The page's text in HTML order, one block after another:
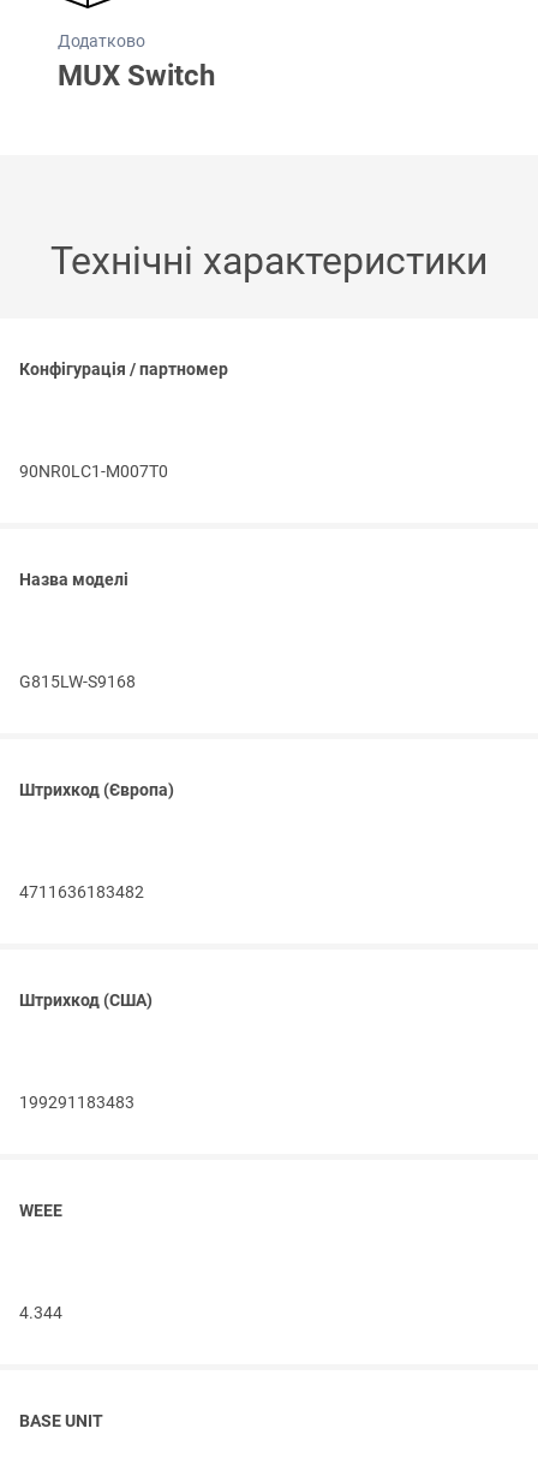
Додатково
MUX Switch
Технічні характеристики
Конфігурація / партномер
90NR0LC1-M007T0
Назва моделі
G815LW-S9168
Штрихкод (Європа)
4711636183482
Штрихкод (США)
199291183483
WEEE
4.344
BASE UNIT